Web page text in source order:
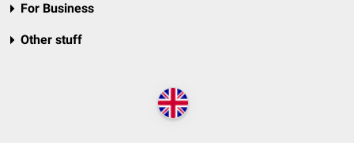
For Business
Other stuff